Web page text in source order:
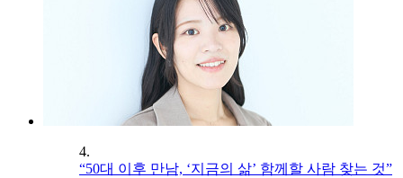
4.
“50대 이후 만남, ‘지금의 삶’ 함께할 사람 찾는 것”